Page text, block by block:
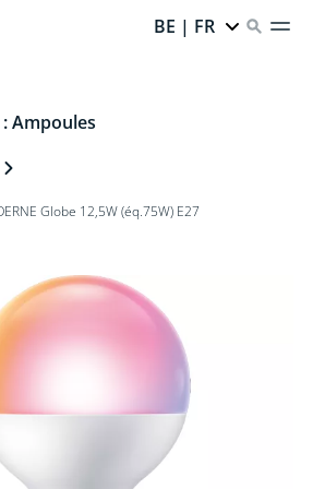
BE | FR
Ampoules
Globe 12,5W (éq.75W) E27